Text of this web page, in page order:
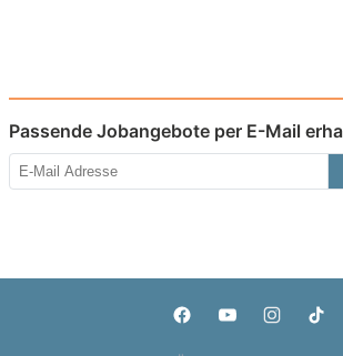
Passende Jobangebote per E-Mail